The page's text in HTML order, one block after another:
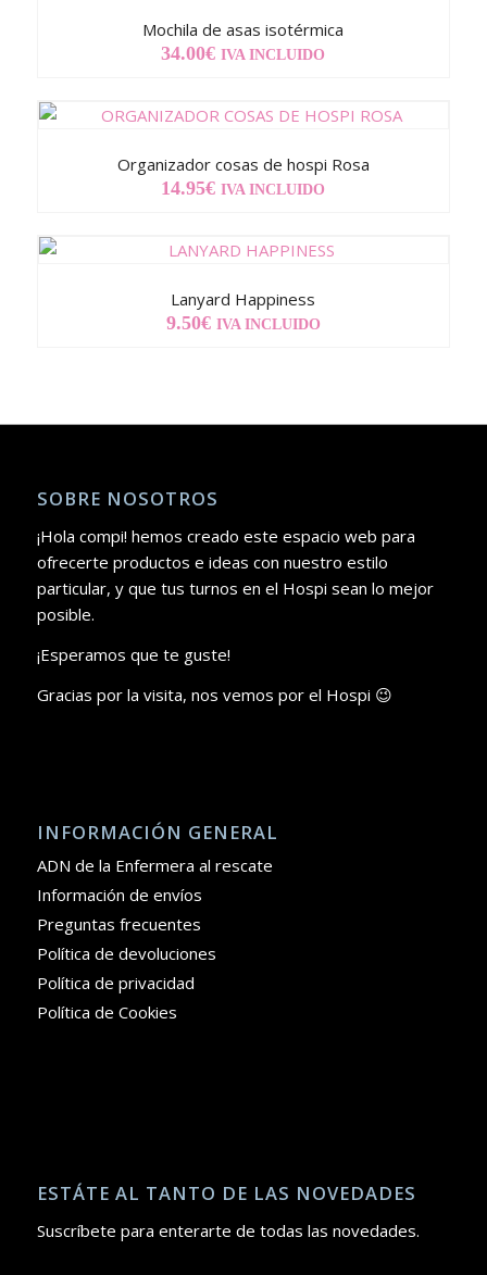
Mochila de asas isotérmica
34.00€ IVA INCLUIDO
Organizador cosas de hospi Rosa
14.95€ IVA INCLUIDO
Lanyard Happiness
9.50€ IVA INCLUIDO
SOBRE NOSOTROS
¡Hola compi! hemos creado este espacio web para
ofrecerte productos e ideas con nuestro estilo
particular, y que tus turnos en el Hospi sean lo mejor
posible.
¡Esperamos que te guste!
Gracias por la visita, nos vemos por el Hospi 😉
INFORMACIÓN GENERAL
ADN de la Enfermera al rescate
Información de envíos
Preguntas frecuentes
Política de devoluciones
Política de privacidad
Política de Cookies
ESTÁTE AL TANTO DE LAS NOVEDADES
Suscríbete para enterarte de todas las novedades.